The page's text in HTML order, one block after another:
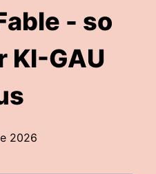
- so
KI-GAU
2026